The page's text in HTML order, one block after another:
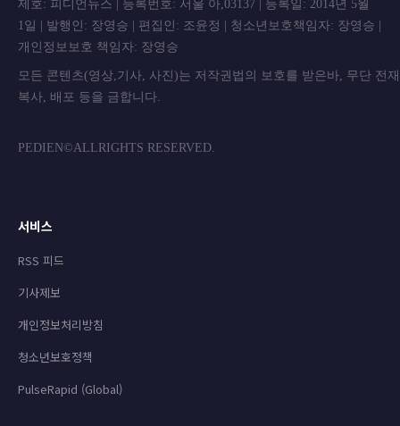
제호: 피디언뉴스 | 등록번호: 서울 아,03137 | 등록일: 2014년 5월
1일 | 발행인: 장영승 | 편집인: 조윤정 | 청소년보호책임자: 장영승 |
개인정보보호 책임자: 장영승
모든 콘텐츠(영상,기사, 사진)는 저작권법의 보호를 받은바, 무단 전
복사, 배포 등을 금합니
PEDIEN©ALLRIGHTS RESERVED.
서비스
RSS 피드
기사제보
개인정보처리방침
청소년보호정책
PulseRapid (Global)